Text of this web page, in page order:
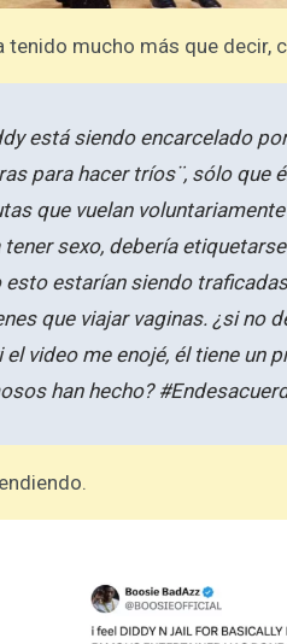
tenido mucho más que decir,
está siendo encarcelado
para hacer tríos¨, sólo que
que vuelan
sexo, debería
esto estarían siendo
que viajar vaginas. ¿si no
video me enojé, él tiene un
han hecho?